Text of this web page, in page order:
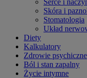
Serce i
Skóra i
Stomatologia
Układ
Diety
Kalkulatory
Zdrowie psychiczne
Ból i stan zapalny
Życie intymne